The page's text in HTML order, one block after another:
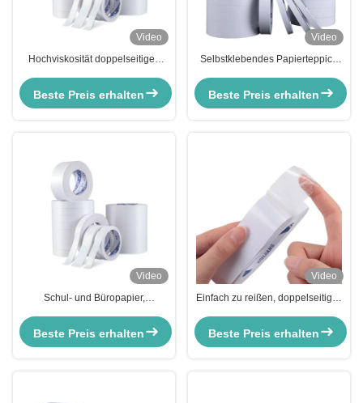
Video
Hochviskosität doppelseitiges
zerreißender Funktion
Beste Preis erhalten
Video
Selbstklebendes Papierteppich
Beste Preis erhalten
Video
Schul- und Büropapier,
wasserdicht, multifunktional
Beste Preis erhalten
Video
Einfach zu reißen, doppelseitiges
durchsichtiges, starkes
Klebeband
Beste Preis erhalten